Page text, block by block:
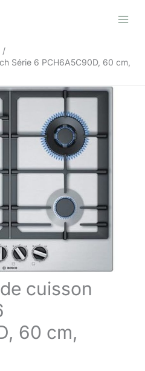
Série 6 PCH6A5C90D, 60 cm,
cuisson
60 cm,